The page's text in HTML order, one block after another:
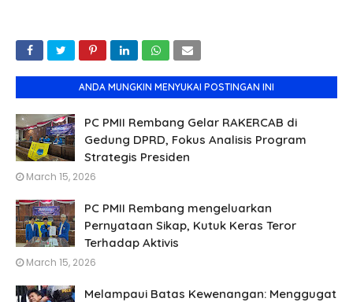
ANDA MUNGKIN MENYUKAI POSTINGAN INI
PC PMII Rembang Gelar RAKERCAB di
Gedung DPRD, Fokus Analisis Program
Strategis Presiden
March 15, 2026
PC PMII Rembang mengeluarkan
Pernyataan Sikap, Kutuk Keras Teror
Terhadap Aktivis
March 15, 2026
Melampaui Batas Kewenangan: Menggugat